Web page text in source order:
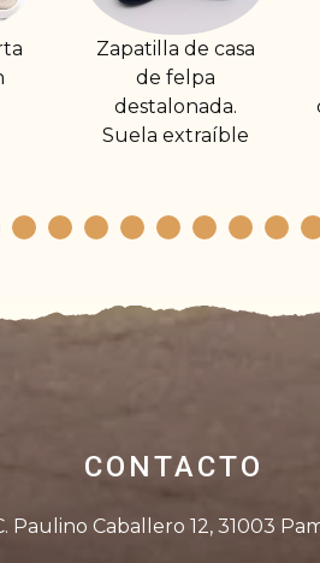
Zapatilla de casa
destalonada con
cuña y goma en el
empeine
CONTACTO
Paulino Caballero 12, 31003